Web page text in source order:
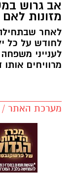
אב גרוש
מזונות
לחודש על כל
לענייני
מרוויחים
מערכת האתר / 16:53 06.08.22